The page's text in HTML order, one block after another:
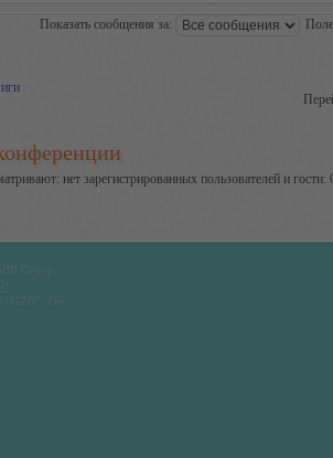
Показать сообщения за:
нет зарегистрированных пользователей и гости:
| GZIP : On